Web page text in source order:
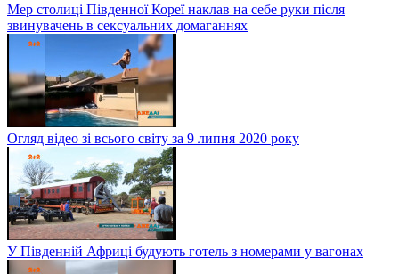
Мер столиці Південної Кореї наклав на себе руки після
звинувачень в сексуальних домаганнях
Огляд відео зі всього світу за 9 липня 2020 року
У Південній Африці будують готель з номерами у вагонах